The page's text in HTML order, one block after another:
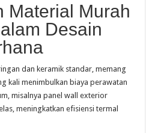
Material Murah
Desain
dan keramik standar, memang
kali menimbulkan biaya perawatan
misalnya panel wall exterior
meningkatkan efisiensi termal